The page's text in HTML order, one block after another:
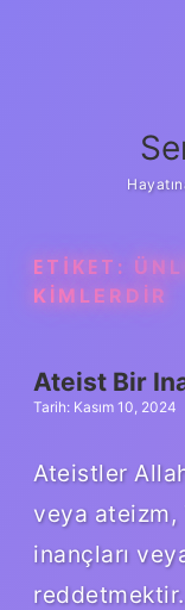
ETIKET:
KIMLERDIR
Ateist Bir
Tarih: Kasım 10, 2024
Ateistler
veya ateizm,
inançları